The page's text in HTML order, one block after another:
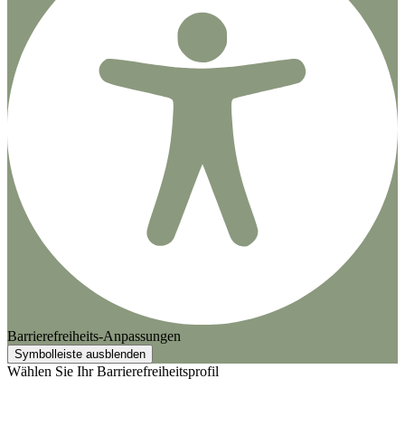
Barrierefreiheits-Anpassungen
Symbolleiste ausblenden
Wählen Sie Ihr Barrierefreiheitsprofil